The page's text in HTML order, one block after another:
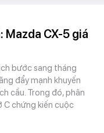
Mazda CX-5 giá
bước sang tháng
đẩy mạnh khuyến
cầu. Trong đó, phân
C chứng kiến cuộc